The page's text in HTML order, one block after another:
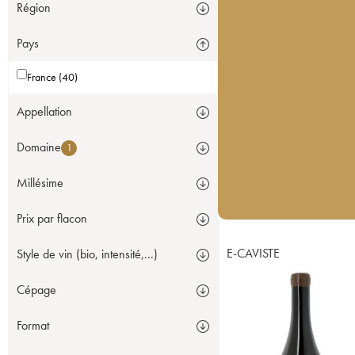
Région
Pays
France (40)
Appellation
Domaine 1
Millésime
Prix par flacon
Style de vin (bio, intensité,...)
Cépage
Format
E-CAVISTE